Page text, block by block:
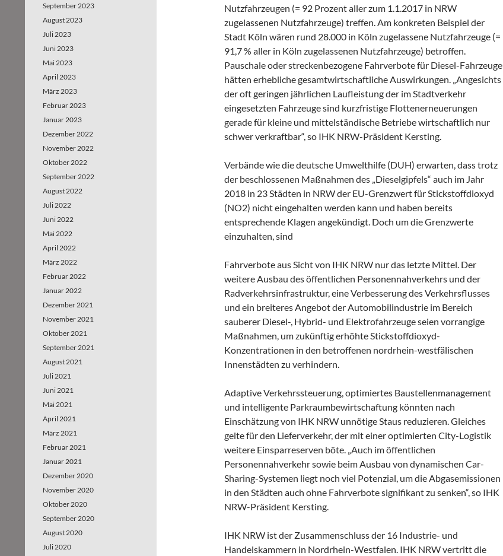
Nutzfahrzeugen (= 92 Prozent aller zum 1.1.2017 in NRW
zugelassenen Nutzfahrzeuge) treffen. Am konkreten Beispiel der
Stadt Köln wären rund 28.000 in Köln zugelassene Nutzfahrzeuge (=
91,7 % aller in Köln zugelassenen Nutzfahrzeuge) betroffen.
Pauschale oder streckenbezogene Fahrverbote für Diesel-Fahrzeuge
hätten erhebliche gesamtwirtschaftliche Auswirkungen. „Angesichts
der oft geringen jährlichen Laufleistung der im Stadtverkehr
eingesetzten Fahrzeuge sind kurzfristige Flottenerneuerungen
gerade für kleine und mittelständische Betriebe wirtschaftlich nur
schwer verkraftbar“, so IHK NRW-Präsident Kersting.
Verbände wie die deutsche Umwelthilfe (DUH) erwarten, dass trotz
der beschlossenen Maßnahmen des „Dieselgipfels“ auch im Jahr
2018 in 23 Städten in NRW der EU-Grenzwert für Stickstoffdioxyd
(NO2) nicht eingehalten werden kann und haben bereits
entsprechende Klagen angekündigt. Doch um die Grenzwerte
einzuhalten, sind
Fahrverbote aus Sicht von IHK NRW nur das letzte Mittel. Der
weitere Ausbau des öffentlichen Personennahverkehrs und der
Radverkehrsinfrastruktur, eine Verbesserung des Verkehrsflusses
und ein breiteres Angebot der Automobilindustrie im Bereich
sauberer Diesel-, Hybrid- und Elektrofahrzeuge seien vorrangige
Maßnahmen, um zukünftig erhöhte Stickstoffdioxyd-
Konzentrationen in den betroffenen nordrhein-westfälischen
Innenstädten zu verhindern.
Adaptive Verkehrssteuerung, optimiertes Baustellenmanagement
und intelligente Parkraumbewirtschaftung könnten nach
Einschätzung von IHK NRW unnötige Staus reduzieren. Gleiches
gelte für den Lieferverkehr, der mit einer optimierten City-Logistik
weitere Einsparreserven böte. „Auch im öffentlichen
Personennahverkehr sowie beim Ausbau von dynamischen Car-
Sharing-Systemen liegt noch viel Potenzial, um die Abgasemissionen
in den Städten auch ohne Fahrverbote signifikant zu senken“, so IHK
NRW-Präsident Kersting.
IHK NRW ist der Zusammenschluss der 16 Industrie- und
Handelskammern in Nordrhein-Westfalen. IHK NRW vertritt die
September 2023
August 2023
Juli 2023
Juni 2023
Mai 2023
April 2023
März 2023
Februar 2023
Januar 2023
Dezember 2022
November 2022
Oktober 2022
September 2022
August 2022
Juli 2022
Juni 2022
Mai 2022
April 2022
März 2022
Februar 2022
Januar 2022
Dezember 2021
November 2021
Oktober 2021
September 2021
August 2021
Juli 2021
Juni 2021
Mai 2021
April 2021
März 2021
Februar 2021
Januar 2021
Dezember 2020
November 2020
Oktober 2020
September 2020
August 2020
Juli 2020